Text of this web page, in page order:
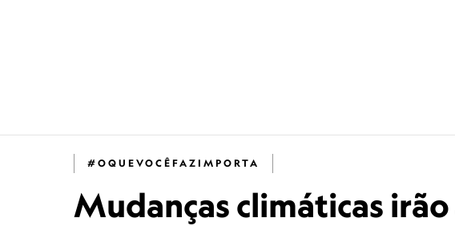
#OQUEVOCÊFAZIMPORTA
Mudanças climáticas